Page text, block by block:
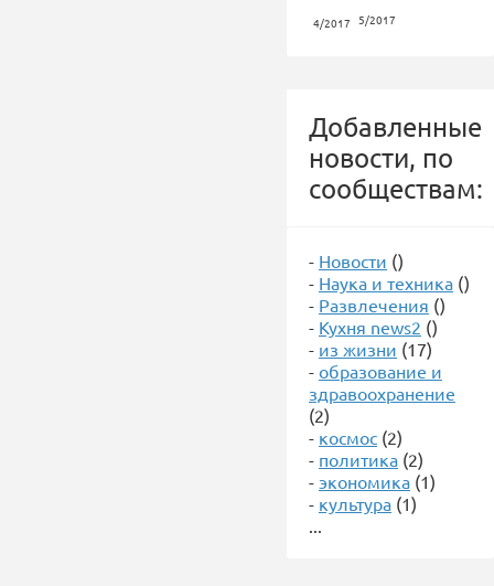
4/2017 5/2017
Добавленные
новости, по
сообществам:
- Новости ()
- Наука и техника ()
- Развлечения ()
- Кухня news2 ()
- из жизни (17)
- образование и
здравоохранение
(2)
- космос (2)
- политика (2)
- экономика (1)
- культура (1)
...